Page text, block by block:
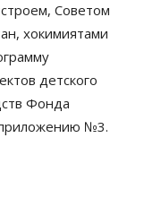
Советом
хокимиятами
детского
Фонда
приложению №3.